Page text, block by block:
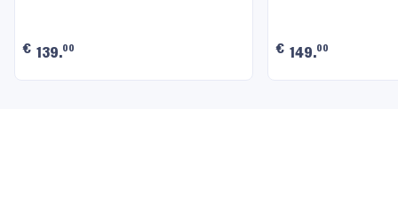
€ 139.00 € 149.00